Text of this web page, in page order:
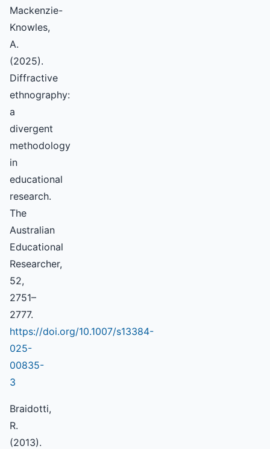
Mackenzie-
Knowles,
A.
(2025).
Diffractive
ethnography:
a
divergent
methodology
in
educational
research.
The
Australian
Educational
Researcher,
52,
2751–
2777.
https://doi.org/10.1007/s13384-
025-
00835-
3
Braidotti,
R.
(2013).